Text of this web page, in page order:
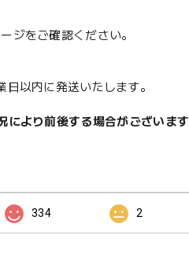
ジをご確認ください。
日以内に発送いたします。
により前後する場合がございま
334 2